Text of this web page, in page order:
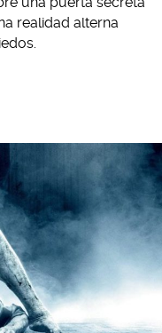
realidad alterna